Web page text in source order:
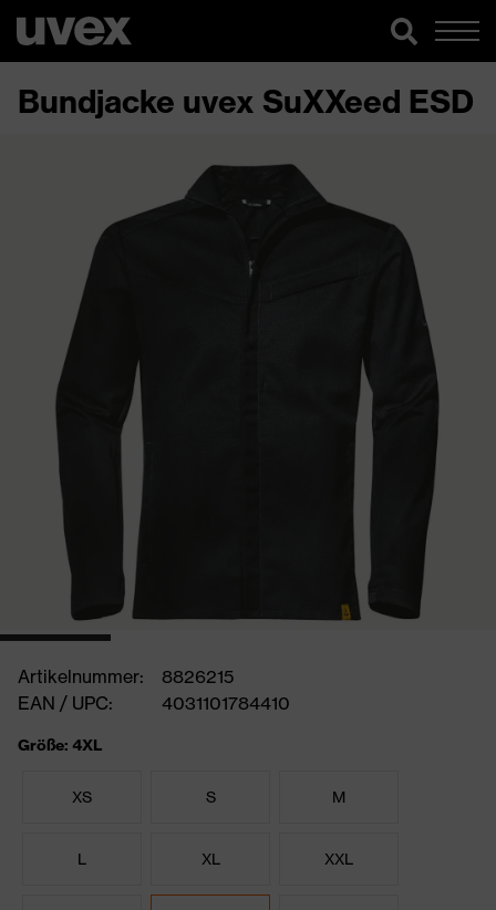
Bundjacke uvex SuXXeed ESD
Artikelnummer:
8826215
EAN / UPC:
4031101784410
Größe: 4XL
XS S M
L XL XXL